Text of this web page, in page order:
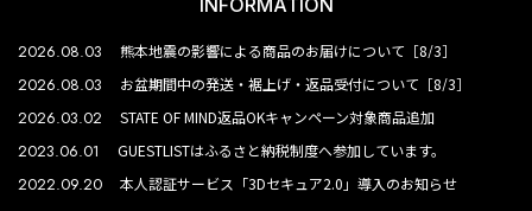
2026.08.03 熊本地震の影響による商品のお届けについて［8/3］
2026.08.03 お盆期間中の発送・裾上げ・返品受付について［8/3］
2026.03.02 STATE OF MIND返品OKキャンペーン対象商品追加
2023.06.01 GUESTLISTはふるさと納税制度へ参加しています。
2022.09.20 本人認証サービス「3Dセキュア2.0」導入のお知らせ